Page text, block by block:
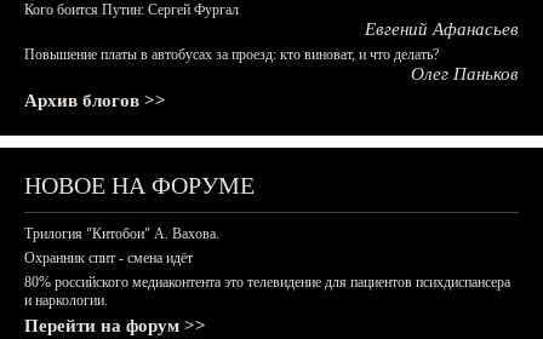
Кого боится Путин: Сергей Фургал
Евгений Афанасьев
Повышение платы в автобусах за проезд: кто виноват, и что делать?
Олег Паньков
Архив блогов >>
НОВОЕ НА ФОРУМЕ
Трилогия "Китобои" А. Вахова.
Охранник спит - смена идёт
80% российского медиаконтента это телевидение для пациентов психдиспансера
и наркологии.
Перейти на форум >>